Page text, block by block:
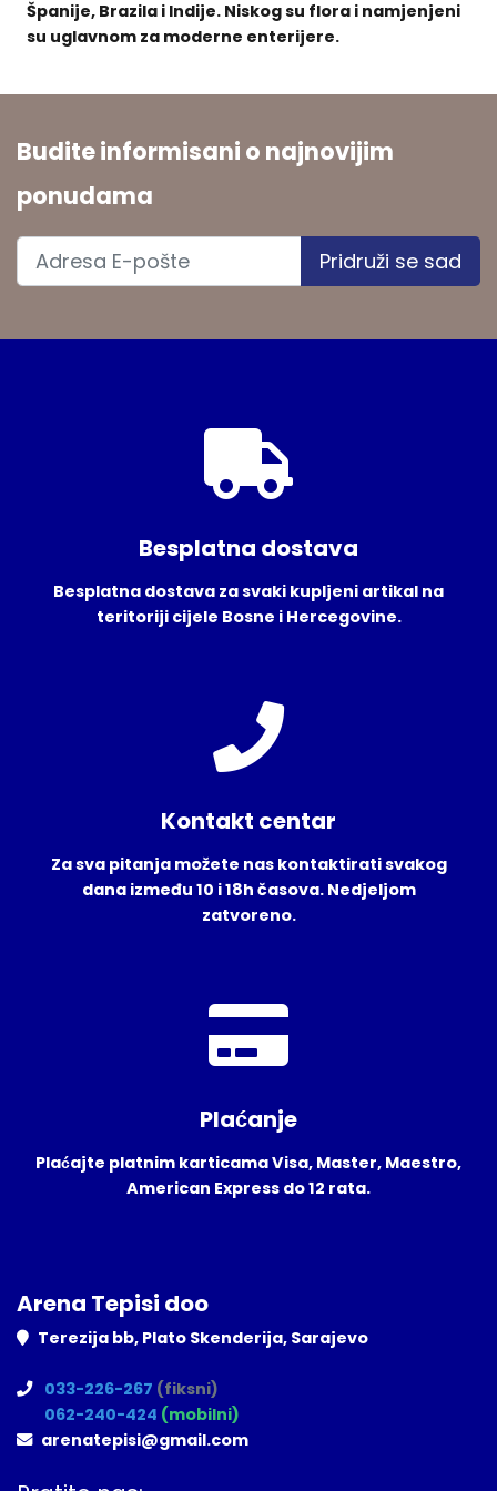
Španije, Brazila i Indije. Niskog su flora i namjenjeni
su uglavnom za moderne enterijere.
Budite informisani o najnovijim
ponudama
Pridruži se sad
Besplatna dostava
Besplatna dostava za svaki kupljeni artikal na
teritoriji cijele Bosne i Hercegovine.
Kontakt centar
Za sva pitanja možete nas kontaktirati svakog
dana između 10 i 18h časova. Nedjeljom
zatvoreno.
Plaćanje
Plaćajte platnim karticama Visa, Master, Maestro,
American Express do 12 rata.
Arena Tepisi doo
Terezija bb, Plato Skenderija, Sarajevo
033-226-267 (fiksni)
062-240-424 (mobilni)
arenatepisi@gmail.com